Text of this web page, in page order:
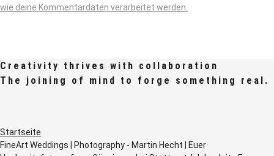
wie deine Kommentardaten verarbeitet werden.
Creativity thrives with collaboration
The joining of mind to forge something real.
Startseite
FineArt Weddings | Photography - Martin Hecht | Euer